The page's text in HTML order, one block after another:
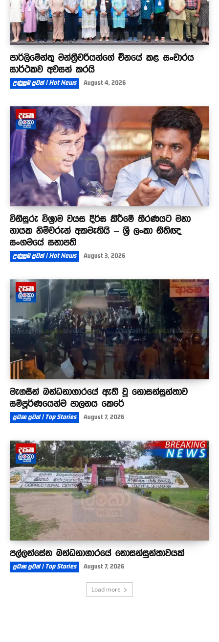
පාර්ලිමේන්තු මන්ත්‍රීවරියන්ගේ චීනයේ කළ සංචාරය
සාර්ථකව අවසන් කරයි
උණුසුම් පුවත් | Hot News August 4, 2026
විනිසුරු විශ්‍රාම වයස දිර්ඝ කිරීමේ තීරණයට මහා
නායක හිමිවරුන් අකමැතියි – ශ්‍රී ලංකා නීතිඥ
සංගමයේ සභාපති
උණුසුම් පුවත් | Hot News August 3, 2026
මැගසින් බන්ධනාගාරයේ ඇති වූ නොසන්සුන්තාව
සම්පූර්ණයෙන්ම පාලනය කෙරේ
ප්‍රධාන පුවත් | Top Stories August 7, 2026
පල්ලන්සේන බන්ධනාගාරයේ නොසන්සුන්තාවයක්
ප්‍රධාන පුවත් | Top Stories August 7, 2026
Load more